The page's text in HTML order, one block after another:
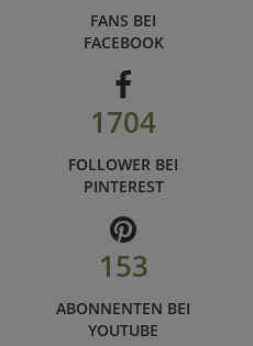
FANS BEI
FACEBOOK
1704
FOLLOWER BEI
PINTEREST
153
ABONNENTEN BEI
YOUTUBE